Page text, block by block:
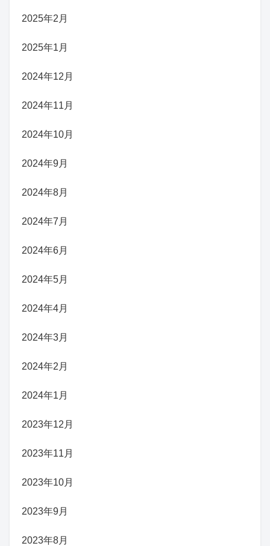
2025年2月
2025年1月
2024年12月
2024年11月
2024年10月
2024年9月
2024年8月
2024年7月
2024年6月
2024年5月
2024年4月
2024年3月
2024年2月
2024年1月
2023年12月
2023年11月
2023年10月
2023年9月
2023年8月